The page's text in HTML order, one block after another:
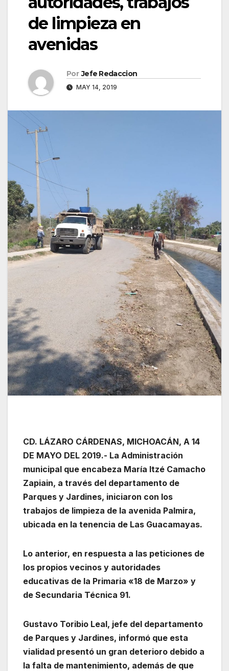
de limpieza en
avenidas
Por Jefe Redaccion
MAY 14, 2019
CD. LÁZARO CÁRDENAS, MICHOACÁN, A 14
DE MAYO DEL 2019.- La Administración
municipal que encabeza María Itzé Camacho
Zapiain, a través del departamento de
Parques y Jardines, iniciaron con los
trabajos de limpieza de la avenida Palmira,
ubicada en la tenencia de Las Guacamayas.
Lo anterior, en respuesta a las peticiones de
los propios vecinos y autoridades
educativas de la Primaria «18 de Marzo» y
de Secundaria Técnica 91.
Gustavo Toribio Leal, jefe del departamento
de Parques y Jardines, informó que esta
vialidad presentó un gran deterioro debido a
la falta de mantenimiento, además de que